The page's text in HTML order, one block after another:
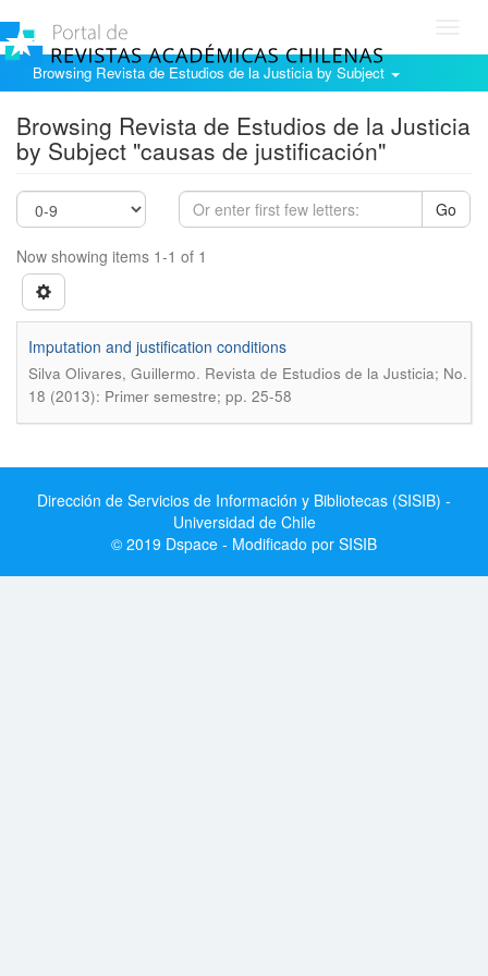
Browsing Revista de Estudios de la Justicia by Subject
Browsing Revista de Estudios de la Justicia
by Subject "causas de justificación"
Go
Now showing items 1-1 of 1
Imputation and justification conditions
Silva Olivares, Guillermo. Revista de Estudios de la Justicia; No.
18 (2013): Primer semestre; pp. 25-58
Dirección de Servicios de Información y Bibliotecas (SISIB) -
Universidad de Chile
© 2019 Dspace - Modificado por SISIB